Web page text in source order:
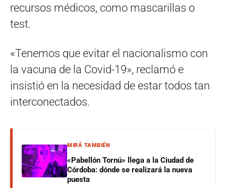
recursos médicos, como mascarillas o
test.
«Tenemos que evitar el nacionalismo con
la vacuna de la Covid-19», reclamó e
insistió en la necesidad de estar todos tan
interconectados.
MIRÁ TAMBIÉN
«Pabellón Tornú» llega a la Ciudad de
Córdoba: dónde se realizará la nueva
puesta